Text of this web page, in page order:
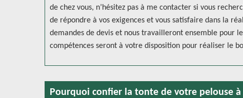
de chez vous, n’hésitez pas à me contacter si vous
de répondre à vos exigences et vous satisfaire dans la
demandes de devis et nous travailleront ensemble pour
compétences seront à votre disposition pour réaliser le
Pourquoi confier la tonte de votre pelouse